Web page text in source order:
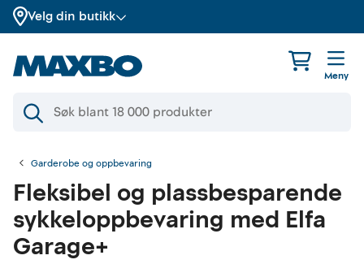
Velg din butikk
Meny
Garderobe og oppbevaring
Fleksibel og plassbesparende
sykkeloppbevaring med Elfa
Garage+